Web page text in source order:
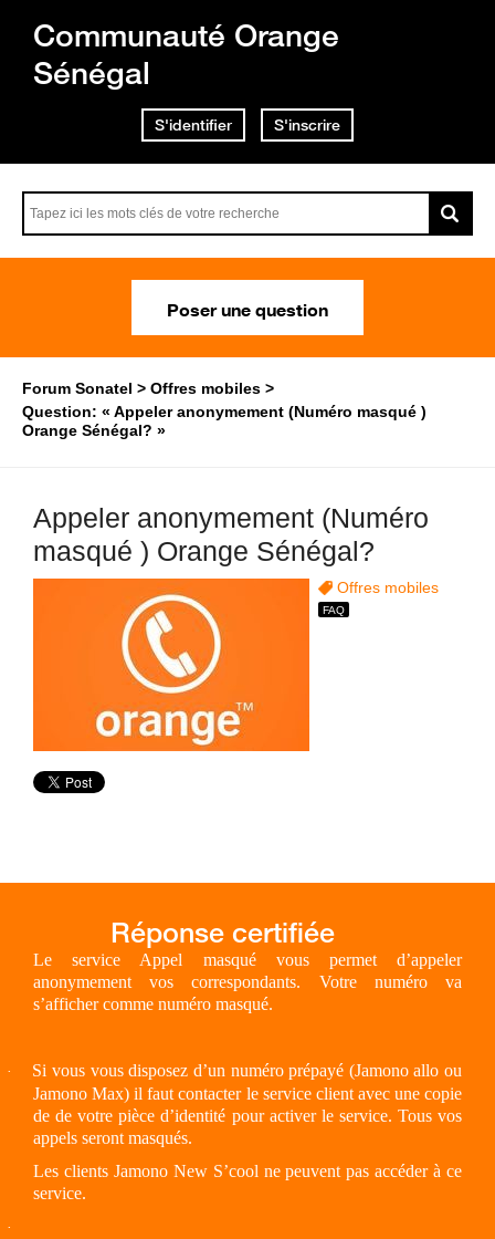
Communauté Orange
Sénégal
S'identifier S'inscrire
Poser une question
Forum Sonatel
Offres mobiles
Question: « Appeler anonymement (Numéro masqué )
Orange Sénégal? »
Appeler anonymement (Numéro
masqué ) Orange Sénégal?
Offres mobiles
Le service Appel masqué vous permet d’appeler
anonymement vos correspondants. Votre numéro va
s’afficher comme numéro masqué.
·
Si vous vous disposez d’un numéro prépayé (Jamono allo ou
Jamono Max) il faut contacter le service client avec une copie
de de votre pièce d’identité pour activer le service. Tous vos
appels seront masqués.
Les clients Jamono New S’cool ne peuvent pas accéder à ce
service.
·